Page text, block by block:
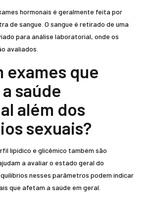
hormonais é geralmente feita por
de sangue. O sangue é retirado de uma
para análise laboratorial, onde os
avaliados.
exames que
saúde
além dos
sexuais?
lipídico e glicêmico também são
a avaliar o estado geral do
nesses parâmetros podem indicar
que afetam a saúde em geral.